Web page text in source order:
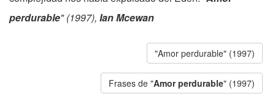
perdurable" (1997), Ian Mcewan
"Amor perdurable" (1997)
Frases de "Amor perdurable" (1997)